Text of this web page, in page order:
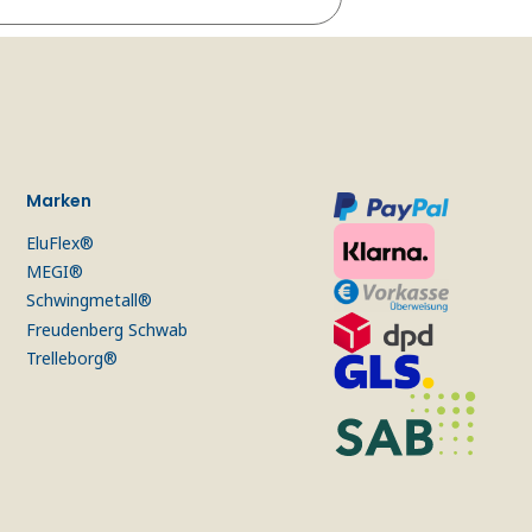
Marken
EluFlex®
MEGI®
Schwingmetall®
Freudenberg Schwab
Trelleborg®